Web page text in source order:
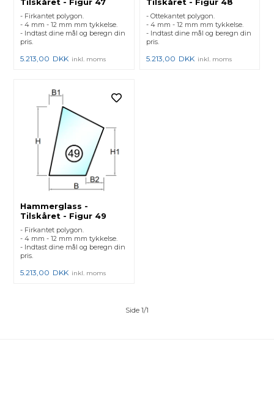
- Firkantet polygon.
- 4 mm - 12 mm mm tykkelse.
- Indtast dine mål og beregn din
pris.
5.213,00 DKK inkl. moms
- Ottekantet polygon.
- 4 mm - 12 mm mm tykkelse.
- Indtast dine mål og beregn din
pris.
5.213,00 DKK inkl. moms
Hammerglass -
Tilskåret - Figur 49
- Firkantet polygon.
- 4 mm - 12 mm mm tykkelse.
- Indtast dine mål og beregn din
pris.
5.213,00 DKK inkl. moms
Side 1/1